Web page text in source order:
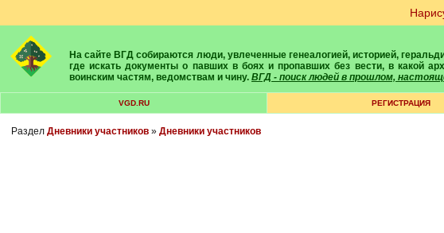
На сайте ВГД собираются люди, увлеченные генеалогией, историей, геральдикой и т.д. Здесь вы найдете собеседников, экспертов, умелых помощников в поисках предков и родственников. Вам подскажут
где искать документы о павших в боях и пропавших без вести, в какой
воинским частям, ведомствам и чину. ВГД - поиск людей в прошлом,
VGD.RU РЕГИСТРАЦИЯ
Раздел Дневники участников» Дневники участников